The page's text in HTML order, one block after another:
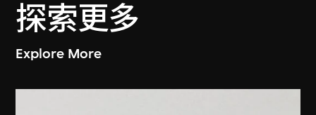
探索更多
Explore More